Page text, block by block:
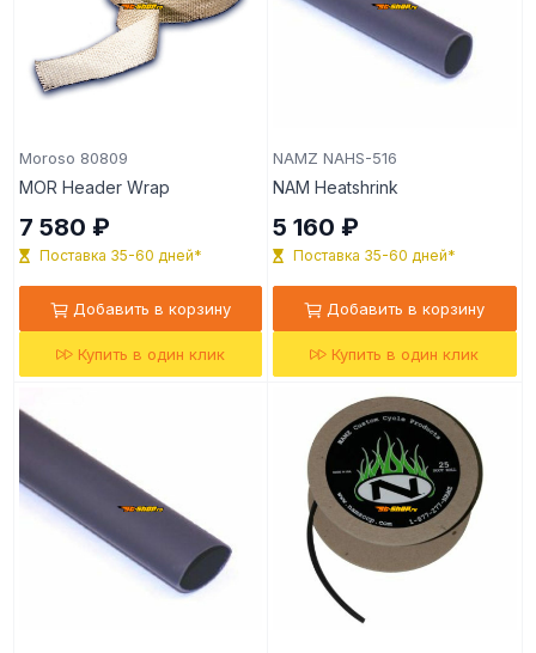
Moroso 80809
MOR Header Wrap
7 580 ₽
Поставка 35-60 дней*
Добавить в корзину
Купить в один клик
NAMZ NAHS-516
NAM Heatshrink
5 160 ₽
Поставка 35-60 дней*
Добавить в корзину
Купить в один клик